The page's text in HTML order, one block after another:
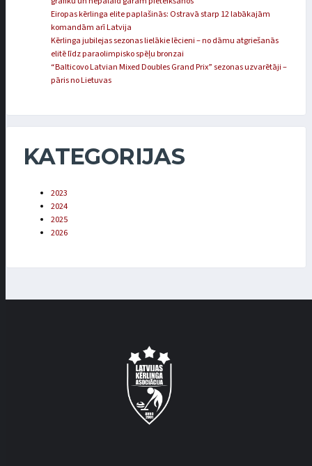
Eiropas kērlinga elite paplašinās: Ostravā starp 12 labākajām
komandām arī Latvija
Kērlinga jubilejas sezonas lielākie lēcieni – no dāmu atgriešanās
elitē līdz paraolimpisko spēļu bronzai
“Balticovo Latvian Mixed Doubles Grand Prix” sezonas uzvarētāji –
pāris no Lietuvas
KATEGORIJAS
2023
2024
2025
2026